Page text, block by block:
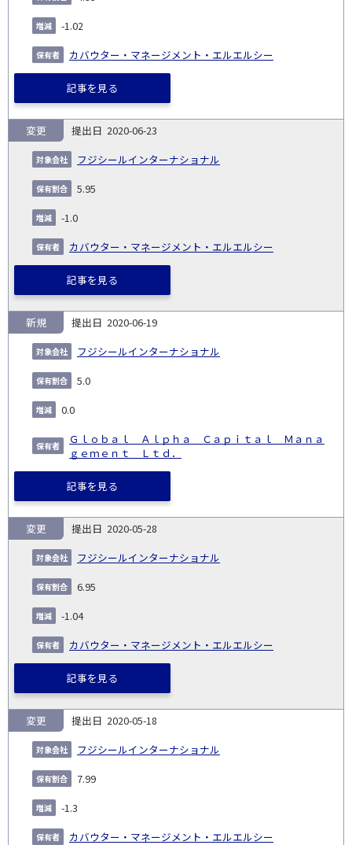
-1.02
カバウター・マネージメント・エルエルシー
記事を見る
2020-06-23
フジシールインターナショナル
変更
5.95
-1.0
カバウター・マネージメント・エルエルシー
記事を見る
2020-06-19
フジシールインターナショナル
新規
5.0
0.0
Ｇｌｏｂａｌ Ａｌｐｈａ Ｃａｐｉｔａｌ Ｍａｎａ
ｇｅｍｅｎｔ Ｌｔｄ．
記事を見る
2020-05-28
フジシールインターナショナル
変更
6.95
-1.04
カバウター・マネージメント・エルエルシー
記事を見る
2020-05-18
フジシールインターナショナル
変更
7.99
-1.3
カバウター・マネージメント・エルエルシー